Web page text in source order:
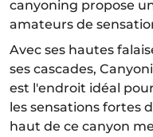
canyoning propose
amateurs de
Avec ses hautes
ses cascades,
est l'endroit idéal
les sensations fortes
haut de ce canyon